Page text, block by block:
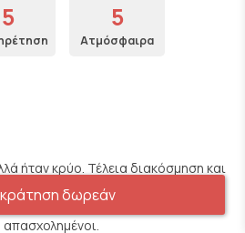
5 5
Ατμόσφαιρα
ήταν κρύο. Τέλεια διακόσμηση και
ήταν πολύ ευγενικοί αλλά έφεραν
στο τραπέζι μας. Ίσως επειδή
δωρεάν